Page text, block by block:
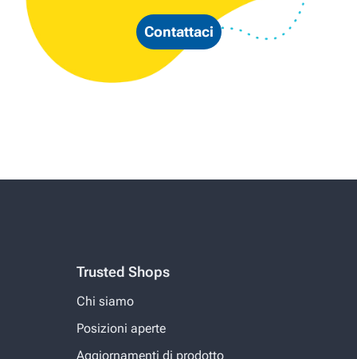
Contattaci
Trusted Shops
Chi siamo
Posizioni aperte
Aggiornamenti di prodotto